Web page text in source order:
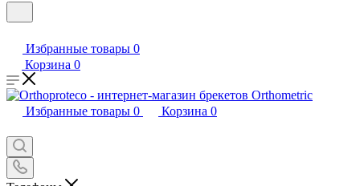
Избранные товары 0
Корзина 0
Избранные товары 0 Корзина 0